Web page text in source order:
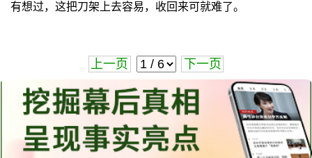
有想过，这把刀架上去容易，收回来可就难了。
上一页 下一页